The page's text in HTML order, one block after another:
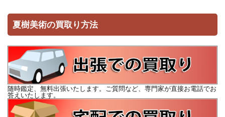
夏樹美術の買取り方法
随時鑑定、無料出張いたします。ご質問など、専門家が直接お電話でお
答えいたします。